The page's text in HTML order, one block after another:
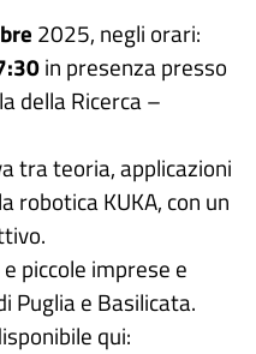
2025, negli orari:
in presenza presso
della Ricerca –
tra teoria, applicazioni
robotica KUKA, con un
piccole imprese e
Puglia e Basilicata.
qui: